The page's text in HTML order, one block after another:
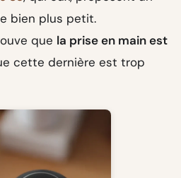
bien plus petit.
que la prise en main est
cette dernière est trop